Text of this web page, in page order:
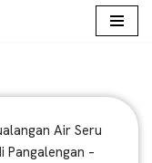
Air Seru
Pangalengan –